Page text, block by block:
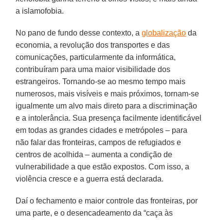
a islamofobia.
No pano de fundo desse contexto, aglobalização da
economia, a revolução dos transportes e das
comunicações, particularmente da informática,
contribuíram para uma maior visibilidade dos
estrangeiros. Tornando-se ao mesmo tempo mais
numerosos, mais visíveis e mais próximos, tornam-se
igualmente um alvo mais direto para a discriminação
e a intolerância. Sua presença facilmente identificável
em todas as grandes cidades e metrópoles – para
não falar das fronteiras, campos de refugiados e
centros de acolhida – aumenta a condição de
vulnerabilidade a que estão expostos. Com isso, a
violência cresce e a guerra está declarada.
Daí o fechamento e maior controle das fronteiras, por
uma parte, e o desencadeamento da “caça às